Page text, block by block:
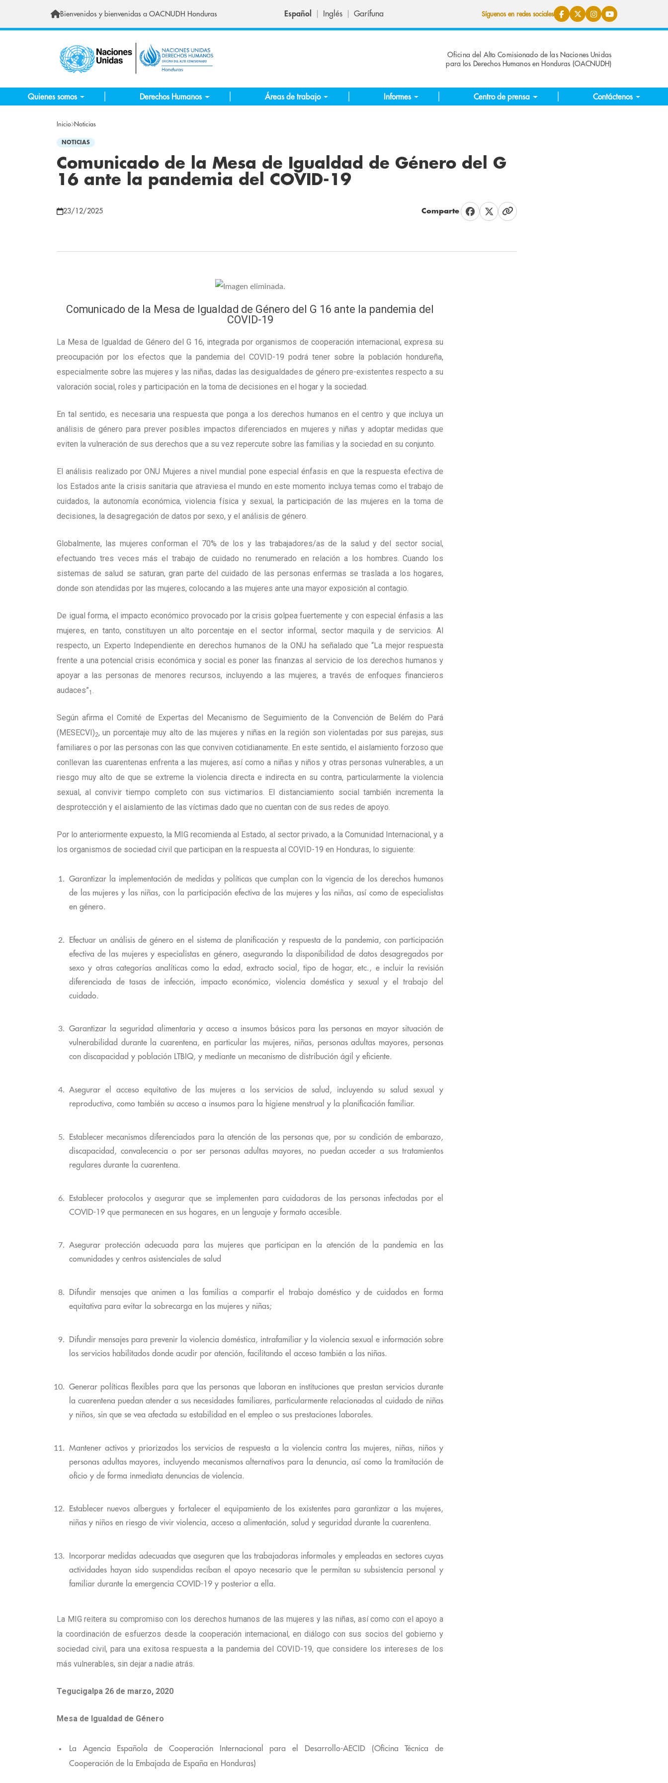
Bienvenidos y bienvenidas a OACNUDH Honduras Español Inglés Garífuna Síguenos en redes sociales
Oficina del Alto Comisionado de las Naciones Unidas
para los Derechos Humanos en Honduras (OACNUDH)
Quienes somos Derechos Humanos Áreas de trabajo Informes Centro de prensa Contáctenos
Inicio Noticias
NOTICIAS
Comunicado de la Mesa de Igualdad de Género del G
16 ante la pandemia del COVID-19
23/12/2025 Comparte
Comunicado de la Mesa de Igualdad de Género del G 16 ante la pandemia del
COVID-19
La Mesa de Igualdad de Género del G 16, integrada por organismos de cooperación internacional, expresa su
preocupación por los efectos que la pandemia del COVID-19 podrá tener sobre la población hondureña,
especialmente sobre las mujeres y las niñas, dadas las desigualdades de género pre-existentes respecto a su
valoración social, roles y participación en la toma de decisiones en el hogar y la sociedad.
En tal sentido, es necesaria una respuesta que ponga a los derechos humanos en el centro y que incluya un
análisis de género para prever posibles impactos diferenciados en mujeres y niñas y adoptar medidas que
eviten la vulneración de sus derechos que a su vez repercute sobre las familias y la sociedad en su conjunto.
El análisis realizado por ONU Mujeres a nivel mundial pone especial énfasis en que la respuesta efectiva de
los Estados ante la crisis sanitaria que atraviesa el mundo en este momento incluya temas como el trabajo de
cuidados, la autonomía económica, violencia física y sexual, la participación de las mujeres en la toma de
decisiones, la desagregación de datos por sexo, y el análisis de género.
Globalmente, las mujeres conforman el 70% de los y las trabajadores/as de la salud y del sector social,
efectuando tres veces más el trabajo de cuidado no renumerado en relación a los hombres. Cuando los
sistemas de salud se saturan, gran parte del cuidado de las personas enfermas se traslada a los hogares,
donde son atendidas por las mujeres, colocando a las mujeres ante una mayor exposición al contagio.
De igual forma, el impacto económico provocado por la crisis golpea fuertemente y con especial énfasis a las
mujeres, en tanto, constituyen un alto porcentaje en el sector informal, sector maquila y de servicios. Al
respecto, un Experto Independiente en derechos humanos de la ONU ha señalado que “La mejor respuesta
frente a una potencial crisis económica y social es poner las finanzas al servicio de los derechos humanos y
apoyar a las personas de menores recursos, incluyendo a las mujeres, a través de enfoques financieros
audaces”1
Según afirma el Comité de Expertas del Mecanismo de Seguimiento de la Convención de Belém do Pará
(MESECVI)2, un porcentaje muy alto de las mujeres y niñas en la región son violentadas por sus parejas, sus
familiares o por las personas con las que conviven cotidianamente. En este sentido, el aislamiento forzoso que
conllevan las cuarentenas enfrenta a las mujeres, así como a niñas y niños y otras personas vulnerables, a un
riesgo muy alto de que se extreme la violencia directa e indirecta en su contra, particularmente la violencia
sexual, al convivir tiempo completo con sus victimarios. El distanciamiento social también incrementa la
desprotección y el aislamiento de las víctimas dado que no cuentan con de sus redes de apoyo.
Por lo anteriormente expuesto, la MIG recomienda al Estado, al sector privado, a la Comunidad Internacional, y a
los organismos de sociedad civil que participan en la respuesta al COVID-19 en Honduras, lo siguiente:
Garantizar la implementación de medidas y políticas que cumplan con la vigencia de los derechos humanos
de las mujeres y las niñas, con la participación efectiva de las mujeres y las niñas, así como de especialistas
en género.
Efectuar un análisis de género en el sistema de planificación y respuesta de la pandemia, con participación
efectiva de las mujeres y especialistas en género, asegurando la disponibilidad de datos desagregados por
sexo y otras categorías analíticas como la edad, extracto social, tipo de hogar, etc., e incluir la revisión
diferenciada de tasas de infección, impacto económico, violencia doméstica y sexual y el trabajo del
cuidado.
Garantizar la seguridad alimentaria y acceso a insumos básicos para las personas en mayor situación de
vulnerabilidad durante la cuarentena, en particular las mujeres, niñas, personas adultas mayores, personas
con discapacidad y población LTBIQ, y mediante un mecanismo de distribución ágil y eficiente.
Asegurar el acceso equitativo de las mujeres a los servicios de salud, incluyendo su salud sexual y
reproductiva, como también su acceso a insumos para la higiene menstrual y la planificación familiar.
Establecer mecanismos diferenciados para la atención de las personas que, por su condición de embarazo,
discapacidad, convalecencia o por ser personas adultas mayores, no puedan acceder a sus tratamientos
regulares durante la cuarentena.
Establecer protocolos y asegurar que se implementen para cuidadoras de las personas infectadas por el
COVID-19 que permanecen en sus hogares, en un lenguaje y formato accesible.
Asegurar protección adecuada para las mujeres que participan en la atención de la pandemia en las
comunidades y centros asistenciales de salud
Difundir mensajes que animen a las familias a compartir el trabajo doméstico y de cuidados en forma
equitativa para evitar la sobrecarga en las mujeres y niñas;
Difundir mensajes para prevenir la violencia doméstica, intrafamiliar y la violencia sexual e información sobre
los servicios habilitados donde acudir por atención, facilitando el acceso también a las niñas.
Generar políticas flexibles para que las personas que laboran en instituciones que prestan servicios durante
la cuarentena puedan atender a sus necesidades familiares, particularmente relacionadas al cuidado de niñas
y niños, sin que se vea afectada su estabilidad en el empleo o sus prestaciones laborales.
Mantener activos y priorizados los servicios de respuesta a la violencia contra las mujeres, niñas, niños y
personas adultas mayores, incluyendo mecanismos alternativos para la denuncia, así como la tramitación de
oficio y de forma inmediata denuncias de violencia.
Establecer nuevos albergues y fortalecer el equipamiento de los existentes para garantizar a las mujeres,
niñas y niños en riesgo de vivir violencia, acceso a alimentación, salud y seguridad durante la cuarentena.
Incorporar medidas adecuadas que aseguren que las trabajadoras informales y empleadas en sectores cuyas
actividades hayan sido suspendidas reciban el apoyo necesario que le permitan su subsistencia personal y
familiar durante la emergencia COVID-19 y posterior a ella.
La MIG reitera su compromiso con los derechos humanos de las mujeres y las niñas, así como con el apoyo a
la coordinación de esfuerzos desde la cooperación internacional, en diálogo con sus socios del gobierno y
sociedad civil, para una exitosa respuesta a la pandemia del COVID-19, que considere los intereses de los
más vulnerables, sin dejar a nadie atrás.
Tegucigalpa 26 de marzo, 2020
Mesa de Igualdad de Género
La Agencia Española de Cooperación Internacional para el Desarrollo-AECID (Oficina Técnica de
Cooperación de la Embajada de España en Honduras)